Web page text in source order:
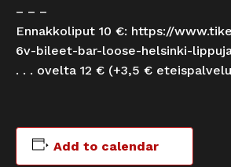
– – –
Ennakkoliput 10 €: https://
6v-bileet-bar-loose-helsinki-
. . . ovelta 12 € (+3,5 €
Add to calendar